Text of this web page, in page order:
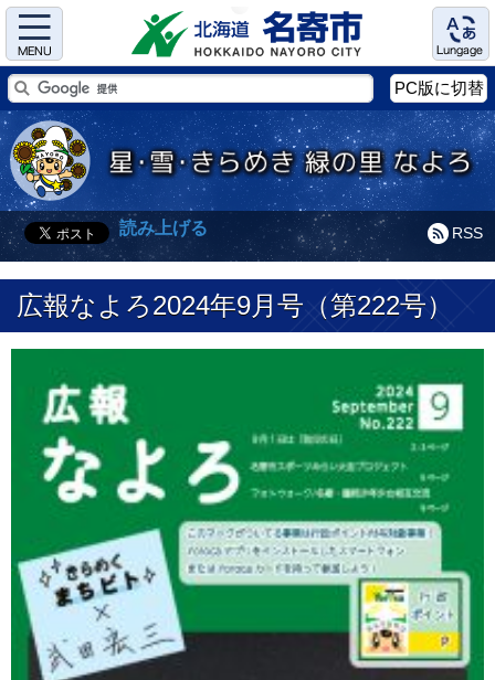
Menu Language
PC版に切替
RSS
読み上げる
広報なよろ2024年9月号（第222号）